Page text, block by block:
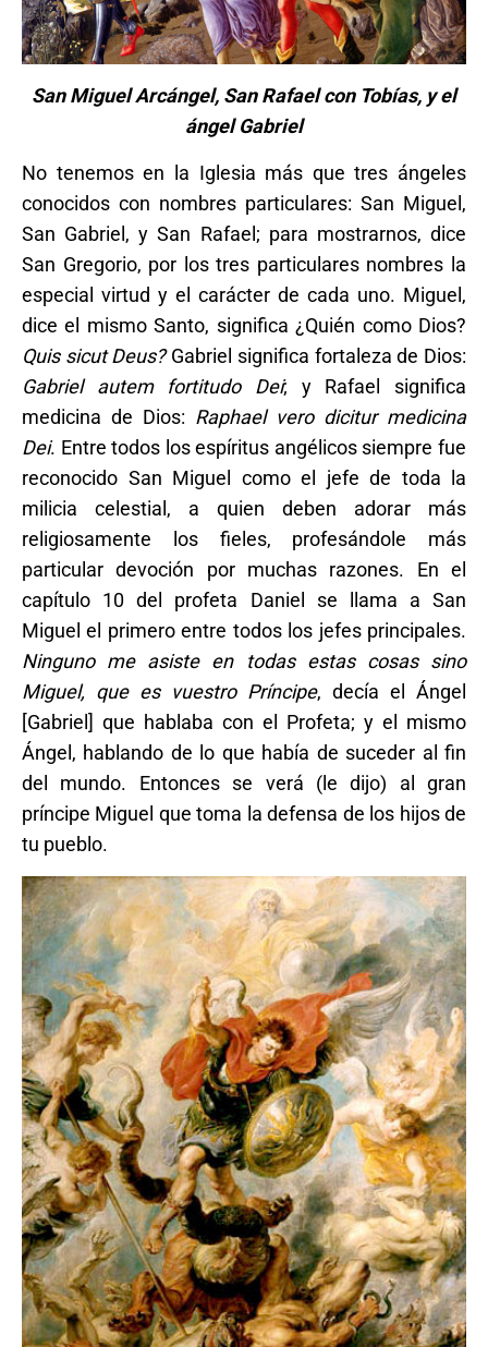
San Miguel Arcángel, San Rafael con Tobías, y el
ángel Gabriel
No tenemos en la Iglesia más que tres ángeles
conocidos con nombres particulares: San Miguel,
San Gabriel, y San Rafael; para mostrarnos, dice
San Gregorio, por los tres particulares nombres la
especial virtud y el carácter de cada uno. Miguel,
dice el mismo Santo, significa ¿Quién como Dios?
Quis sicut Deus?Gabriel significa fortaleza de Dios:
Gabriel autem fortitudo Dei; y Rafael significa
medicina de Dios: Raphael vero dicitur medicina
Dei. Entre todos los espíritus angélicos siempre fue
reconocido San Miguel como el jefe de toda la
milicia celestial, a quien deben adorar más
religiosamente los fieles, profesándole más
particular devoción por muchas razones. En el
capítulo 10 del profeta Daniel se llama a San
Miguel el primero entre todos los jefes principales.
Ninguno me asiste en todas estas cosas sino
Miguel, que es vuestro Príncipe, decía el Ángel
[Gabriel] que hablaba con el Profeta; y el mismo
Ángel, hablando de lo que había de suceder al fin
del mundo. Entonces se verá (le dijo) al gran
príncipe Miguel que toma la defensa de los hijos de
tu pueblo.